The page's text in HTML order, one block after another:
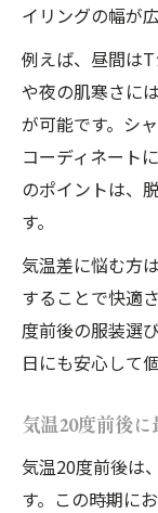
個性的
気温20
シャツ
体型悩
今の時
個性的コ
気温20
清潔
シャツ
気温20度
個性的
最高気
イリングの幅が
例えば、昼間は
や夜の肌寒さに
が可能です。シ
コーディネート
のポイントは、
す。
気温差に悩む方
することで快適
度前後の服装選
日にも安心して
気温20度前後
気温20度前後は
す。この時期に